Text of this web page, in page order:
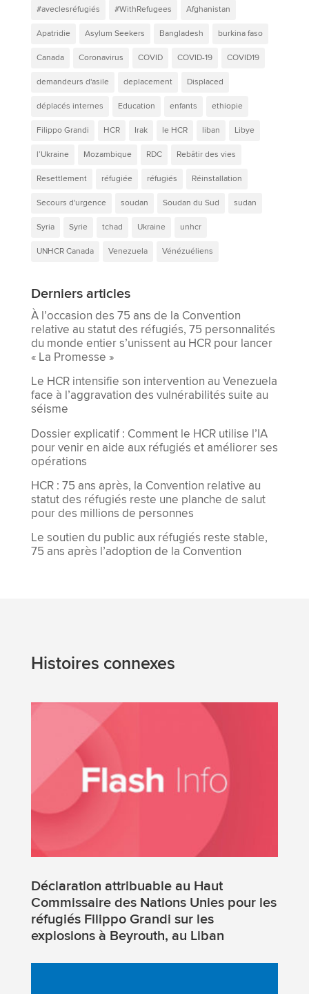
#aveclesréfugiés #WithRefugees Afghanistan
Apatridie Asylum Seekers Bangladesh burkina faso
Canada Coronavirus COVID COVID-19 COVID19
demandeurs d'asile deplacement Displaced
déplacés internes Education enfants ethiopie
Filippo Grandi HCR Irak le HCR liban Libye
l’Ukraine Mozambique RDC Rebâtir des vies
Resettlement réfugiée réfugiés Réinstallation
Secours d'urgence soudan Soudan du Sud sudan
Syria Syrie tchad Ukraine unhcr
UNHCR Canada Venezuela Vénézuéliens
Derniers articles
À l’occasion des 75 ans de la Convention
relative au statut des réfugiés, 75 personnalités
du monde entier s’unissent au HCR pour lancer
« La Promesse »
Le HCR intensifie son intervention au Venezuela
face à l’aggravation des vulnérabilités suite au
séisme
Dossier explicatif : Comment le HCR utilise l’IA
pour venir en aide aux réfugiés et améliorer ses
opérations
HCR : 75 ans après, la Convention relative au
statut des réfugiés reste une planche de salut
pour des millions de personnes
Le soutien du public aux réfugiés reste stable,
75 ans après l’adoption de la Convention
Histoires connexes
Déclaration attribuable au Haut
Commissaire des Nations Unies pour les
réfugiés Filippo Grandi sur les
explosions à Beyrouth, au Liban